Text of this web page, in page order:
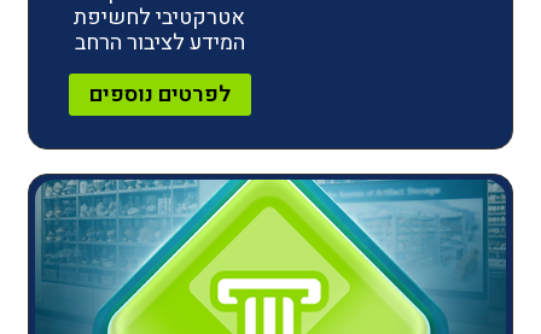
אטרקטיבי לחשיפת
המידע לציבור הרחב